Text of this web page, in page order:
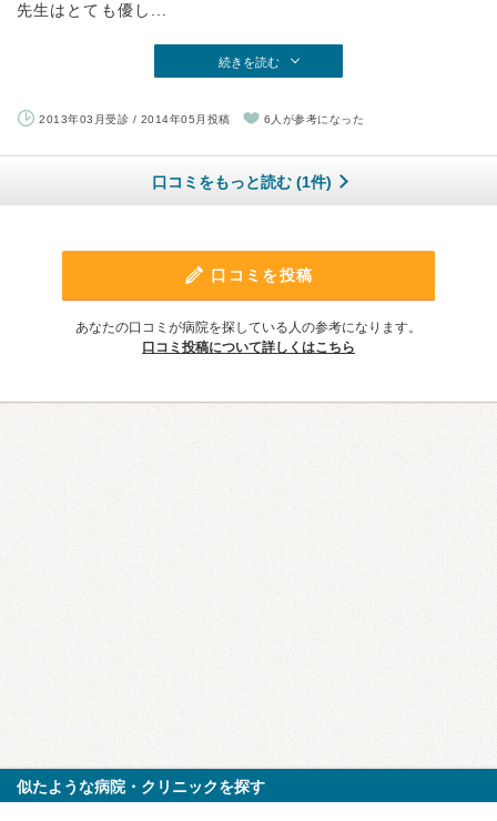
先生はとても優し...
続きを読む
2013年03月受診 / 2014年05月投稿 6人が参考になった
口コミをもっと読む (1件)
口コミを投稿
あなたの口コミが病院を探している人の参考になります。
口コミ投稿について詳しくはこちら
似たような病院・クリニックを探す